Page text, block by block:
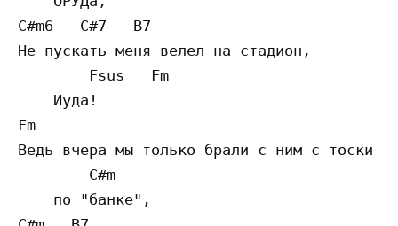
C#m6   C#7   B7
Не пускать меня велел на стадион,
        Fsus   Fm
    Иуда!
Fm
Ведь вчера мы только брали с ним с тоски
        C#m
    по "банке",